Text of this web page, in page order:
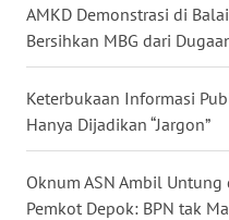
AMKD Demonstrasi di
Bersihkan MBG dari
Keterbukaan Informasi
Hanya Dijadikan “Jargon”
Oknum ASN Ambil
Pemkot Depok: BPN tak
WN
TAPANULI
TENGAH
WN DELI